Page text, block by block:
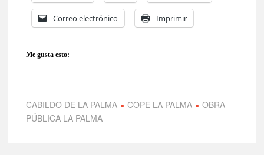
Correo electrónico Imprimir
Me gusta esto:
CABILDO DE LA PALMA COPE LA PALMA
OBRA
PÚBLICA LA PALMA